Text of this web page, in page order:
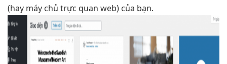
(hay máy chủ trực quan web) của bạn.